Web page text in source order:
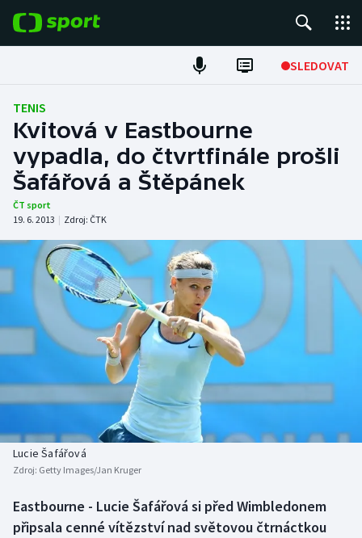
SLEDOVAT
Fotbal
Hokej
Tenis
Atletika
Cyklistika
DALŠÍ SPORTY
Americký fotbal
Baseball a softbal
Biatlon
Box
NEPŘEHLÉDNĚTE
Historické návraty
Aplikace ČT sport
TENIS
Kvitová v Eastbourne
vypadla, do čtvrtfinále prošli
Šafářová a Štěpánek
ČT sport
19. 6. 2013 | Zdroj: ČTK
Lucie Šafářová
Zdroj: Getty Images/Jan Kruger
Eastbourne - Lucie Šafářová si před Wimbledonem
připsala cenné vítězství nad světovou čtrnáctkou